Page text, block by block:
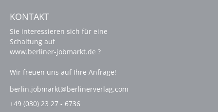
KONTAKT
Sie interessieren sich für eine
Schaltung auf
www.berliner-jobmarkt.de ?
Wir freuen uns auf Ihre Anfrage!
berlin.jobmarkt@berlinerverlag.com
+49 (030) 23 27 - 6736